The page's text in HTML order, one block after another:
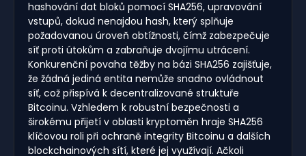
hashování dat bloků pomocí SHA256, upravování
vstupů, dokud nenajdou hash, který splňuje
požadovanou úroveň obtížnosti, čímž zabezpečuje
síť proti útokům a zabraňuje dvojímu utrácení.
Konkurenční povaha těžby na bázi SHA256 zajišťuje,
že žádná jediná entita nemůže snadno ovládnout
síť, což přispívá k decentralizované struktuře
Bitcoinu. Vzhledem k robustní bezpečnosti a
širokému přijetí v oblasti kryptoměn hraje SHA256
klíčovou roli při ochraně integrity Bitcoinu a dalších
blockchainových sítí, které jej využívají. Ačkoli